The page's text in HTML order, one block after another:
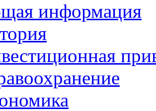
информация